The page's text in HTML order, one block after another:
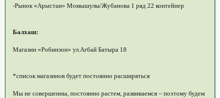
-Рынок «Арыстан» Момышулы/Жубанова 1 ряд 22 контейнер
Балхаш:
Магазин «Робинзон» ул.Агбай Батыра 18
*список магазинов будет постоянно расширяться
Мы не совершенны, постоянно растем, развиваемся – поэтому будем